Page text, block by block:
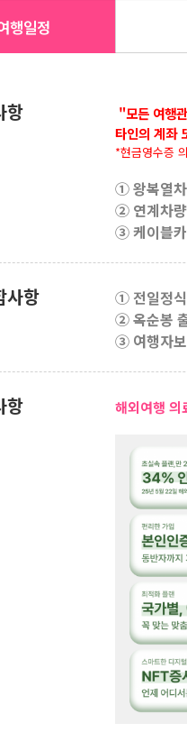
행일정
항
"모든 여행
타인의 계좌
*현금영수증
① 왕복열
② 연계차
③ 케이블
사항
① 전일정
② 옥순봉
③ 여행자
항 해외여행